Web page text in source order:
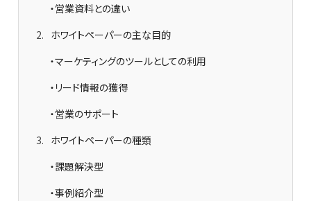
・営業資料との違い
2
ホワイトペーパーの主な目的
・マーケティングのツールとしての利用
・リード情報の獲得
・営業のサポート
3
ホワイトペーパーの種類
・課題解決型
・事例紹介型